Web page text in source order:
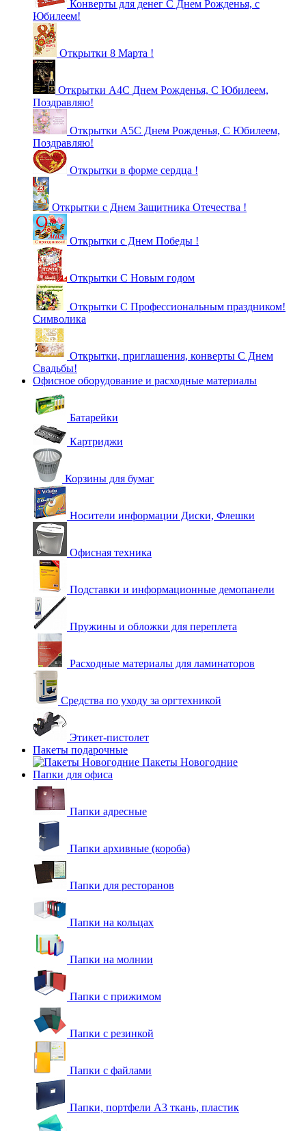
Конверты для денег С Днем Рожденья, с
Юбилеем!
Открытки 8 Марта !
Открытки А4С Днем Рожденья, С Юбилеем,
Поздравляю!
Открытки А5С Днем Рожденья, С Юбилеем,
Поздравляю!
Открытки в форме сердца !
Открытки с Днем Защитника Отечества !
Открытки с Днем Победы !
Открытки С Новым годом
Открытки С Профессиональным праздником!
Символика
Открытки, приглашения, конверты С Днем
Свадьбы!
Офисное оборудование и расходные материалы
Батарейки
Картриджи
Корзины для бумаг
Носители информации Диски, Флешки
Офисная техника
Подставки и информационные демопанели
Пружины и обложки для переплета
Расходные материалы для ламинаторов
Средства по уходу за оргтехникой
Этикет-пистолет
Пакеты подарочные
Пакеты Новогодние
Папки для офиса
Папки адресные
Папки архивные (короба)
Папки для ресторанов
Папки на кольцах
Папки на молнии
Папки с прижимом
Папки с резинкой
Папки с файлами
Папки, портфели А3 ткань, пластик